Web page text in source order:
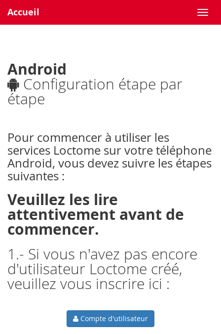
Accueil
Android
Configuration étape par
étape
Pour commencer à utiliser les
services Loctome sur votre téléphone
Android, vous devez suivre les étapes
suivantes :
Veuillez les lire
attentivement avant de
commencer.
1.- Si vous n'avez pas encore
d'utilisateur Loctome créé,
veuillez vous inscrire ici :
Compte d'utilisateur